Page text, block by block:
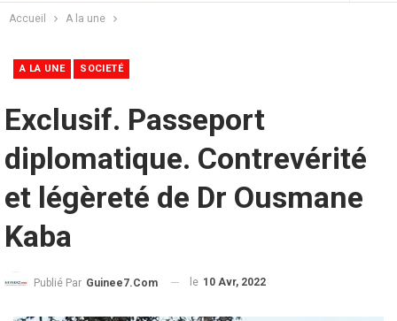
Accueil A la une
A LA UNE SOCIETÉ
Exclusif. Passeport
diplomatique. Contrevérité
et légèreté de Dr Ousmane
Kaba
Publié Par Guinee7.com le 10 Avr, 2022